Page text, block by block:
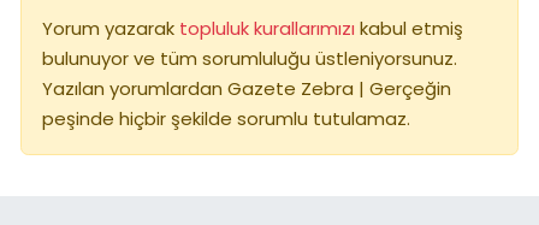
Yorum yazarak topluluk kurallarımızı kabul etmiş
bulunuyor ve tüm sorumluluğu üstleniyorsunuz.
Yazılan yorumlardan Gazete Zebra | Gerçeğin
peşinde hiçbir şekilde sorumlu tutulamaz.